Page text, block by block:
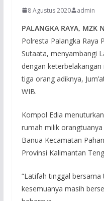
8 Agustus 2020 admin
PALANGKA RAYA, MZK
Polresta Palangka Raya
Sutaata, menyambangi
dengan
tiga orang adiknya,
WIB.
Kompol Edia
rumah milik orangtuanya
Banua Kecamatan
Provinsi Kalimantan
“Latifah tinggal
kesemuanya masih